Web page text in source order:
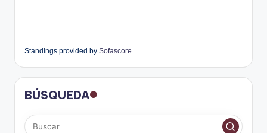
Standings provided by Sofascore
BÚSQUEDA